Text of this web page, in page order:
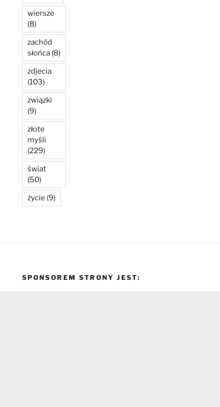
wiersze
(8)
zachód
słońca (8)
zdjecia
(103)
związki
(9)
złote
myśli
(229)
świat
(50)
życie (9)
SPONSOREM STRONY JEST: